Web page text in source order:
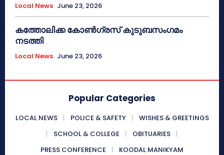
Local News June 23, 2026
കത്തോലിക്ക കോൺഗ്രസ് കുടുബസംഗമം
നടത്തി
Local News June 23, 2026
Popular Categories
LOCAL NEWS POLICE & SAFETY
WISHES & GREETINGS
SCHOOL & COLLEGE
OBITUARIES
PRESS CONFERENCE
KOODAL MANIKYAM